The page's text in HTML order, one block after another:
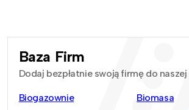
Baza Firm
Dodaj bezpłatnie swoją firmę do
Biogazownie
Biomasa